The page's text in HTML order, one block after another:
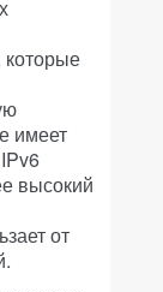
которые
имеет
высокий
от